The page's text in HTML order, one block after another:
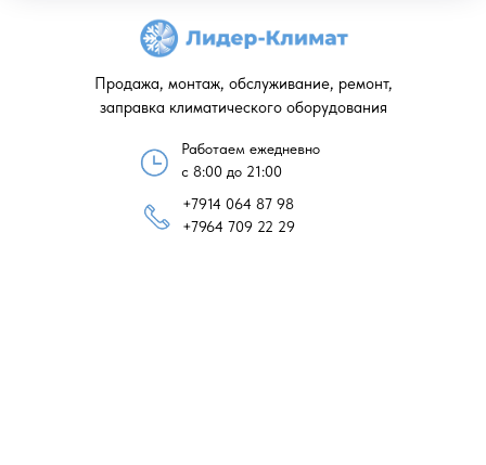
Работаем ежедневно
с 8:00 до 21:00
+7914 064 87 98
+7964 709 22 29
Продажа, монтаж, обслуживание, ремонт,
заправка климатического оборудования